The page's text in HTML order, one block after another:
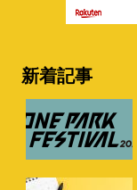
新着記事